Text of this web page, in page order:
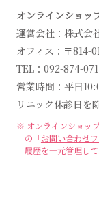
オンラインショッ
運営会社：株式会
オフィス：〒814-
TEL：092-874-
営業時間：平日
リニック休診日を
※ オンラインショッ
の「お問い合わせ
履歴を一元管理し